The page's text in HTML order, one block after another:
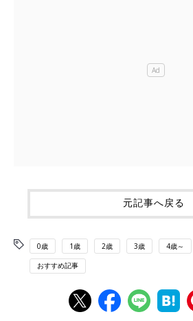
元記事へ戻る
0歳 1歳 2歳 3歳 4歳～
おすすめ記事